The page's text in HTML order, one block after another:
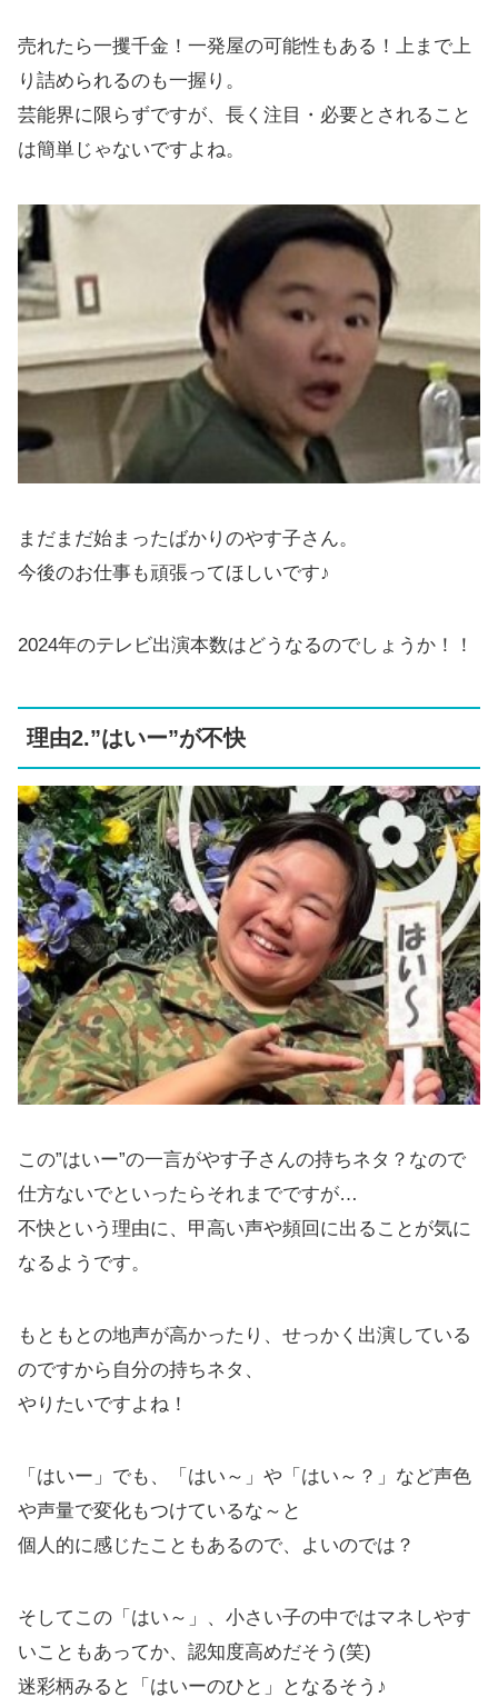
売れたら一攫千金！一発屋の可能性もある！上まで上
り詰められるのも一握り。
芸能界に限らずですが、長く注目・必要とされること
は簡単じゃないですよね。
まだまだ始まったばかりのやす子さん。
今後のお仕事も頑張ってほしいです♪
2024年のテレビ出演本数はどうなるのでしょうか！！
理由2.”はいー”が不快
この”はいー”の一言がやす子さんの持ちネタ？なので
仕方ないでといったらそれまでですが…
不快という理由に、甲高い声や頻回に出ることが気に
なるようです。
もともとの地声が高かったり、せっかく出演している
のですから自分の持ちネタ、
やりたいですよね！
「はいー」でも、「はい～」や「はい～？」など声色
や声量で変化もつけているな～と
個人的に感じたこともあるので、よいのでは？
そしてこの「はい～」、小さい子の中ではマネしやす
いこともあってか、認知度高めだそう(笑)
迷彩柄みると「はいーのひと」となるそう♪